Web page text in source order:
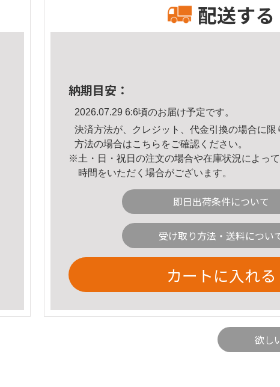
配送する
納期目安：
2026.07.29 6:6頃のお届け予定です。
決済方法が、クレジット、代金引換の場合に限
方法の場合はこちら をご確認ください。
※土・日・祝日の注文の場合や在庫状況によっ
時間をいただく場合がございます。
即日出荷条件について
受け取り方法・送料につい
カートに入れる
欲し